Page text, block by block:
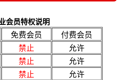
会员特权说明
免费会员
付费会员
禁止
允许
禁止
允许
禁止 允许